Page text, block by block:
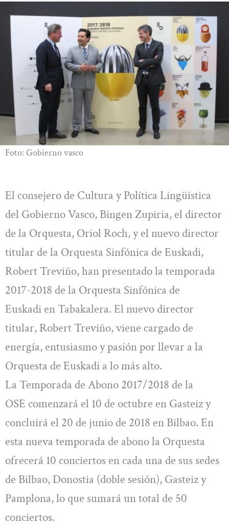
Foto: Gobierno vasco
El consejero de Cultura y Política Lingüística
del Gobierno Vasco, Bingen Zupiria, el director
de la Orquesta, Oriol Roch, y el nuevo director
titular de la Orquesta Sinfónica de Euskadi,
Robert Treviño, han presentado la temporada
2017-2018 de la Orquesta Sinfónica de
Euskadi en Tabakalera. El nuevo director
titular, Robert Treviño, viene cargado de
energía, entusiasmo y pasión por llevar a la
Orquesta de Euskadi a lo más alto.
La Temporada de Abono 2017/2018 de la
OSE comenzará el 10 de octubre en Gasteiz y
concluirá el 20 de junio de 2018 en Bilbao. En
esta nueva temporada de abono la Orquesta
ofrecerá 10 conciertos en cada una de sus sedes
de Bilbao, Donostia (doble sesión), Gasteiz y
Pamplona, lo que sumará un total de 50
conciertos.